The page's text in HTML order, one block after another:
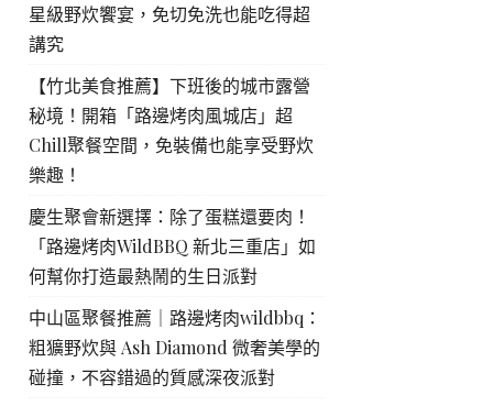
星級野炊饗宴，免切免洗也能吃得超
講究
【竹北美食推薦】下班後的城市露營
秘境！開箱「路邊烤肉風城店」超
Chill聚餐空間，免裝備也能享受野炊
樂趣！
慶生聚會新選擇：除了蛋糕還要肉！
「路邊烤肉WildBBQ 新北三重店」如
何幫你打造最熱鬧的生日派對
中山區聚餐推薦｜路邊烤肉wildbbq：
粗獷野炊與 Ash Diamond 微奢美學的
碰撞，不容錯過的質感深夜派對